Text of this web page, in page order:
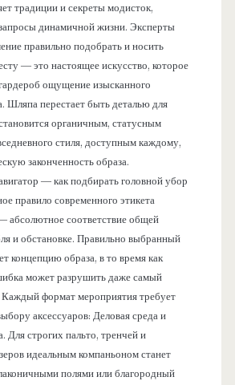
традиции и секреты модисток,
динамичной жизни. Эксперты
правильно подобрать и носить
— это настоящее искусство, которое
ощущение изысканного
Шляпа перестает быть деталью для
органичным, статусным
стиля, доступным каждому,
законченность образа.
— как подбирать головной убор
правило современного этикета
абсолютное соответствие общей
и обстановке. Правильно выбранный
концепцию образа, в то время как
может разрушить даже самый
Каждый формат мероприятия требует
аксессуаров: Деловая среда и
Для строгих пальто, тренчей и
идеальным компаньоном станет
полями или благородный